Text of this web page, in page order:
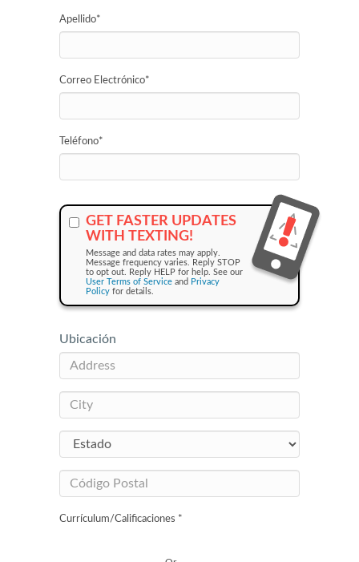
Apellido*
Correo Electrónico*
Teléfono*
GET FASTER UPDATES
WITH TEXTING!
Message and data rates may apply.
Message frequency varies. Reply STOP
to opt out. Reply HELP for help. See our
User Terms of Service and Privacy
Policy for details.
Ubicación
Currículum/Calificaciones *